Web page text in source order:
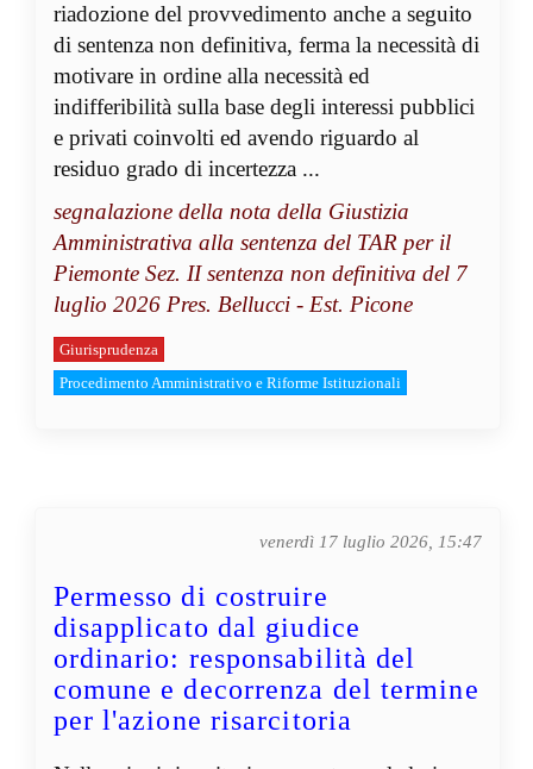
riadozione del provvedimento anche a seguito
di sentenza non definitiva, ferma la necessità di
motivare in ordine alla necessità ed
indifferibilità sulla base degli interessi pubblici
e privati coinvolti ed avendo riguardo al
residuo grado di incertezza ...
segnalazione della nota della Giustizia
Amministrativa alla sentenza del TAR per il
Piemonte Sez. II sentenza non definitiva del 7
luglio 2026 Pres. Bellucci - Est. Picone
Giurisprudenza
Procedimento Amministrativo e Riforme Istituzionali
venerdì 17 luglio 2026, 15:47
Permesso di costruire
disapplicato dal giudice
ordinario: responsabilità del
comune e decorrenza del termine
per l'azione risarcitoria